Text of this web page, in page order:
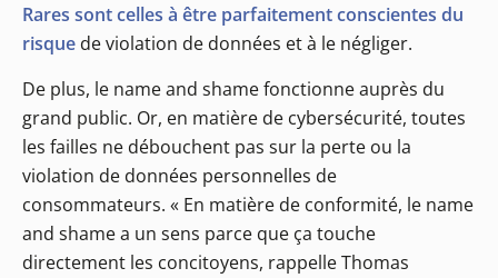
Rares sont celles à être parfaitement conscientes du
risque de violation de données et à le négliger.
De plus, le name and shame fonctionne auprès du
grand public. Or, en matière de cybersécurité, toutes
les failles ne débouchent pas sur la perte ou la
violation de données personnelles de
consommateurs. « En matière de conformité, le name
and shame a un sens parce que ça touche
directement les concitoyens, rappelle Thomas